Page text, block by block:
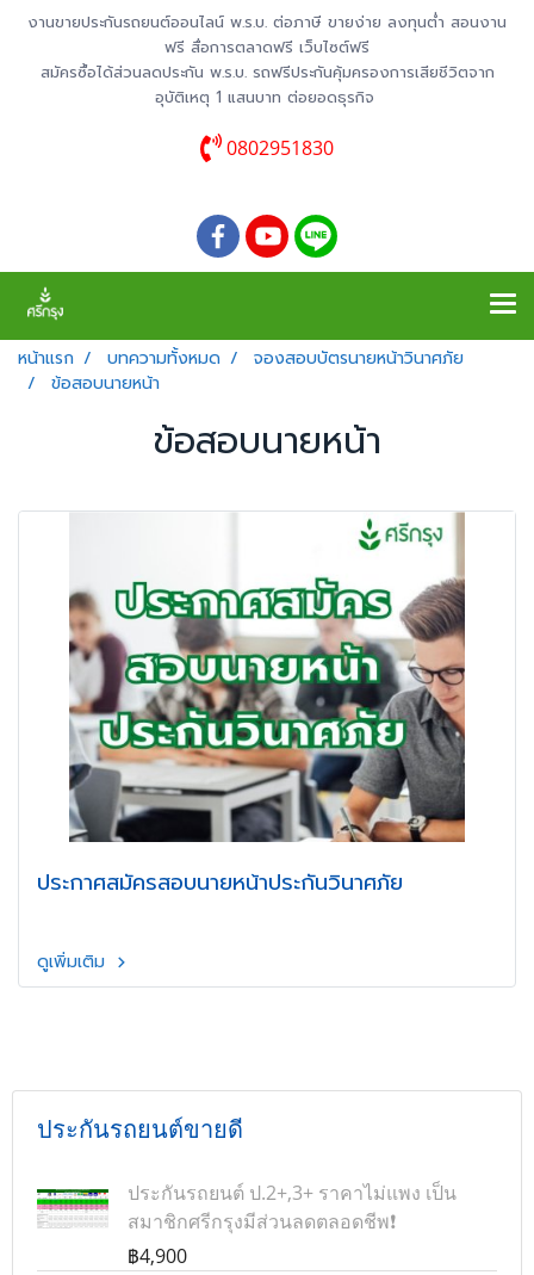
งานขายประกันรถยนต์ออนไลน์ พ.ร.บ. ต่อภาษี ขายง่าย ลงทุนต่ำ สอนงาน
ฟรี สื่อการตลาดฟรี เว็บไซต์ฟรี
สมัครซื้อได้ส่วนลดประกัน พ.ร.บ. รถฟรีประกันคุ้มครองการเสียชีวิตจาก
อุบัติเหตุ 1 แสนบาท ต่อยอดธุรกิจ
0802951830
หน้าแรก บทความทั้งหมด
จองสอบบัตรนายหน้าวินาศภัย
ข้อสอบนายหน้า
ข้อสอบนายหน้า
ประกาศสมัครสอบนายหน้าประกันวินาศภัย
ดูเพิ่มเติม
ประกันรถยนต์ขายดี
ประกันรถยนต์ ป.2+,3+ ราคาไม่แพง เป็น
สมาชิกศรีกรุงมีส่วนลดตลอดชีพ❗
฿4,900